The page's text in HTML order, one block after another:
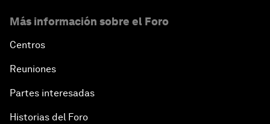
Más información sobre el Foro
Centros
Reuniones
Partes interesadas
Historias del Foro